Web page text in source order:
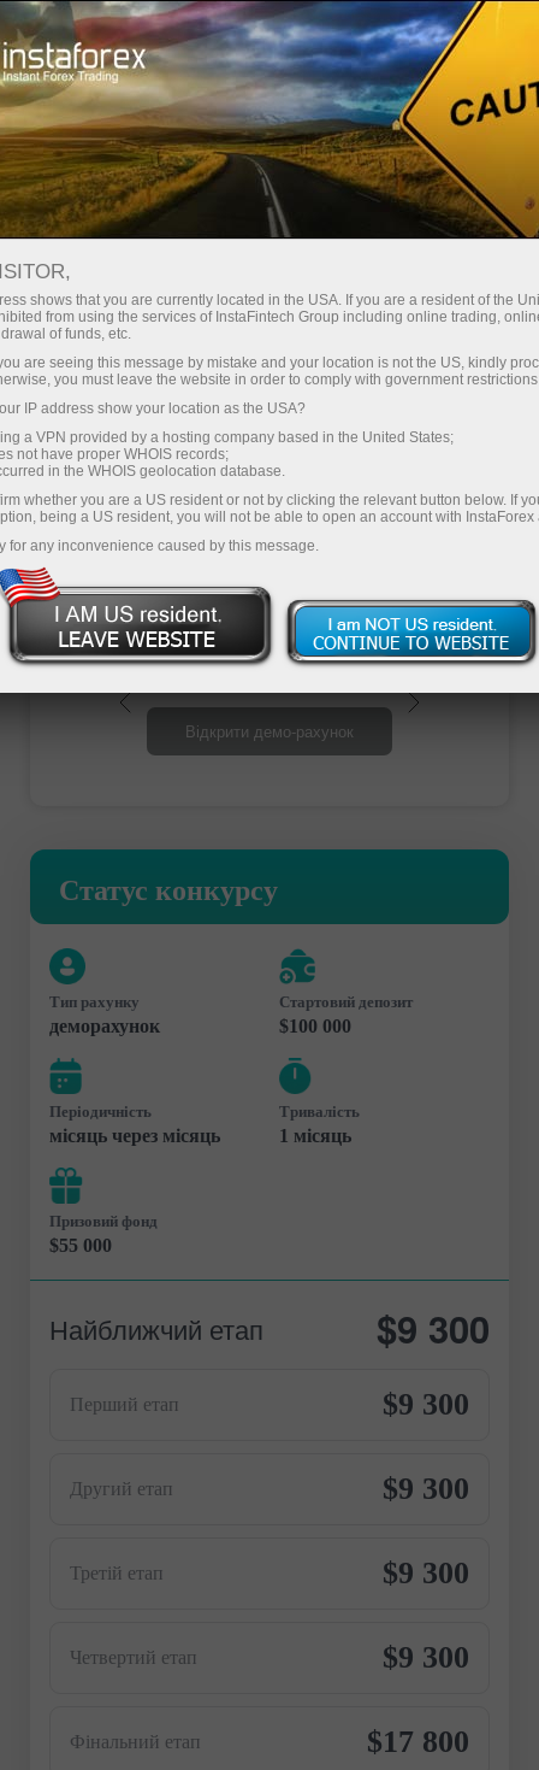
Промоакції Конкурси Великий Шлях
Великий Шлях
Великий Шлях ІнстаФорекс - це один з
найпопулярніших конкурсів серед демо-
рахунків! Він складається з чотирьох етапів і
фіналу із загальним призовим фондом $55
Зарегистрироваться
Відкрити торговий рахунок
Відкрити демо-рахунок
Статус конкурсу
Тип рахунку
деморахунок
Стартовий депозит
$100 000
Періодичність
місяць через місяць
Тривалість
1 місяць
Призовий фонд
$55 000
$9 300
Найближчий етап
Перший етап $9 300
Другий етап $9 300
Третій етап $9 300
Четвертий етап $9 300
Фінальний етап $17 800
shows that you are currently located in the USA. If you are a resident of the
from using the services of InstaFintech Group including online trading,
of funds, etc.
are seeing this message by mistake and your location is not the US, kindly
you must leave the website in order to comply with government
IP address show your location as the USA?
a VPN provided by a hosting company based in the United States;
not have proper WHOIS records;
in the WHOIS geolocation database.
whether you are a US resident or not by clicking the relevant button below. If
being a US resident, you will not be able to open an account with InstaForex
for any inconvenience caused by this message.